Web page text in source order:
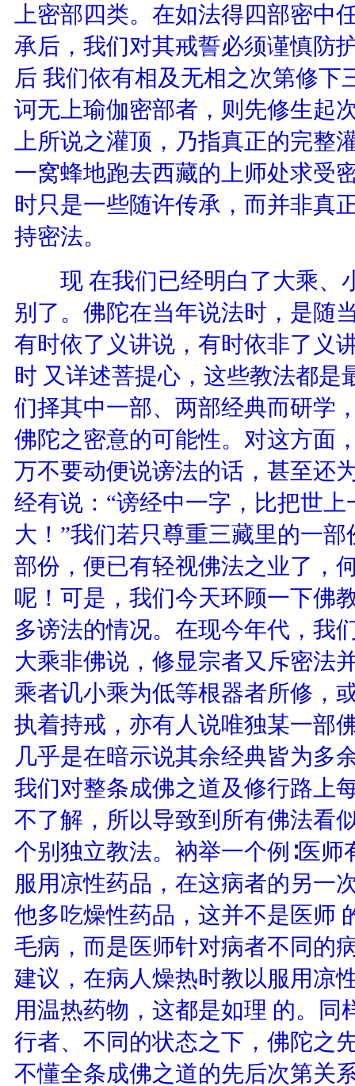
上密部四类。在如法得四部密中
承后，我们对其戒誓必须谨慎防
后 我们依有相及无相之次第修下
诃无上瑜伽密部者，则先修生起
上所说之灌顶，乃指真正的完整
一窝蜂地跑去西藏的上师处求受
时只是一些随许传承，而并非真
持密法。
现 在我们已经明白了大乘、
别了。佛陀在当年说法时，是随
有时依了义讲说，有时依非了义
时 又详述菩提心，这些教法都是
们择其中一部、两部经典而研学
佛陀之密意的可能性。对这方面
万不要动便说谤法的话，甚至还
经有说：“谤经中一字，比把世
大！”我们若只尊重三藏里的一
部份，便已有轻视佛法之业了，
呢！可是，我们今天环顾一下佛
多谤法的情况。在现今年代，我
大乘非佛说，修显宗者又斥密法
乘者讥小乘为低等根器者所修，
执着持戒，亦有人说唯独某一部
几乎是在暗示说其余经典皆为多
我们对整条成佛之道及修行路上
不了解，所以导致到所有佛法看
个别独立教法。衲举一个例∶医
服用凉性药品，在这病者的另一
他多吃燥性药品，这并不是医师
毛病，而是医师针对病者不同的
建议，在病人燥热时教以服用凉
用温热药物，这都是如理 的。同
行者、不同的状态之下，佛陀之
不懂全条成佛之道的先后次第关